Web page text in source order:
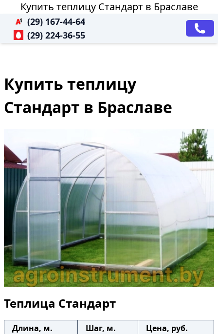
Купить теплицу Стандарт в Браславе
(29) 167-44-64
(29) 224-36-55
Купить теплицу
Стандарт в Браславе
Теплица Стандарт
Длина, м. Шаг, м.
Цена, руб.